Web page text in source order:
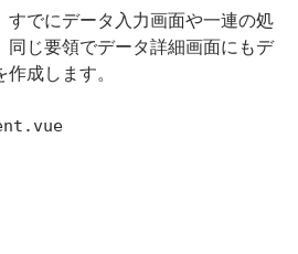
すでにデータ入力画面や一連の処
同じ要領でデータ詳細画面にもデ
成します。